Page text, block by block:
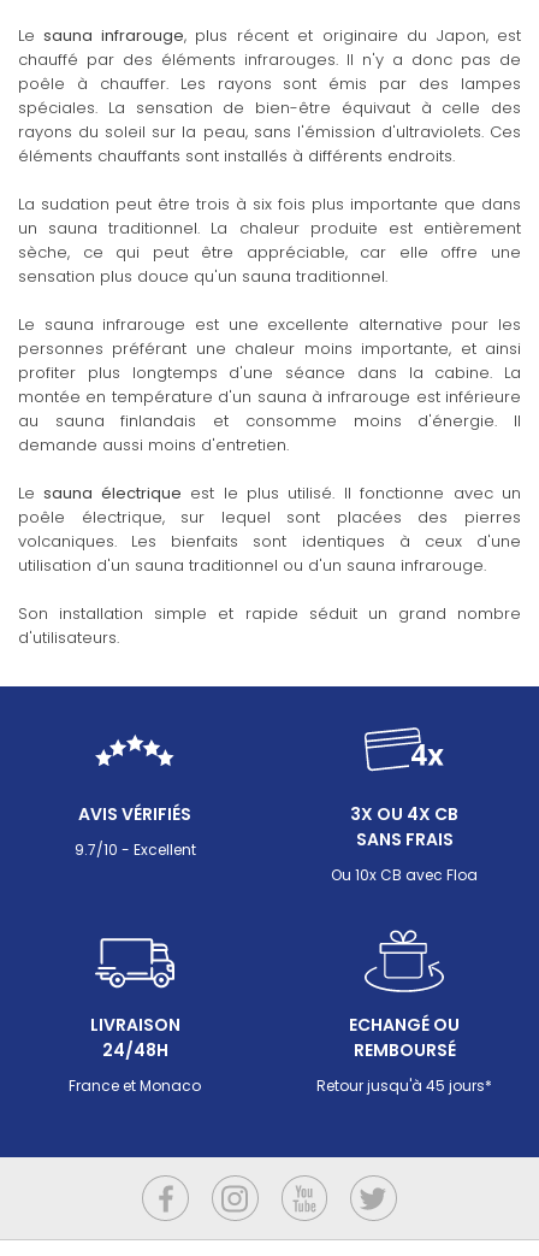
Lesauna infrarouge, plus récent et originaire du Japon, est
chauffé par des éléments infrarouges. Il n'y a donc pas de
poêle à chauffer. Les rayons sont émis par des lampes
spéciales. La sensation de bien-être équivaut à celle des
rayons du soleil sur la peau, sans l'émission d'ultraviolets. Ces
éléments chauffants sont installés à différents endroits.
La sudation peut être trois à six fois plus importante que dans
un sauna traditionnel. La chaleur produite est entièrement
sèche, ce qui peut être appréciable, car elle offre une
sensation plus douce qu'un sauna traditionnel.
Le sauna infrarouge est une excellente alternative pour les
personnes préférant une chaleur moins importante, et ainsi
profiter plus longtemps d'une séance dans la cabine. La
montée en température d'un sauna à infrarouge est inférieure
au sauna finlandais et consomme moins d'énergie. Il
demande aussi moins d'entretien.
Lesauna électrique est le plus utilisé. Il fonctionne avec un
poêle électrique, sur lequel sont placées des pierres
volcaniques. Les bienfaits sont identiques à ceux d'une
utilisation d'un sauna traditionnel ou d'un sauna infrarouge.
Son installation simple et rapide séduit un grand nombre
d'utilisateurs.
AVIS VÉRIFIÉS
9.7/10 - Excellent
3X OU 4X CB
SANS FRAIS
Ou 10x CB avec Floa
LIVRAISON
24/48H
France et Monaco
ECHANGÉ OU
REMBOURSÉ
Retour jusqu'à 45 jours*